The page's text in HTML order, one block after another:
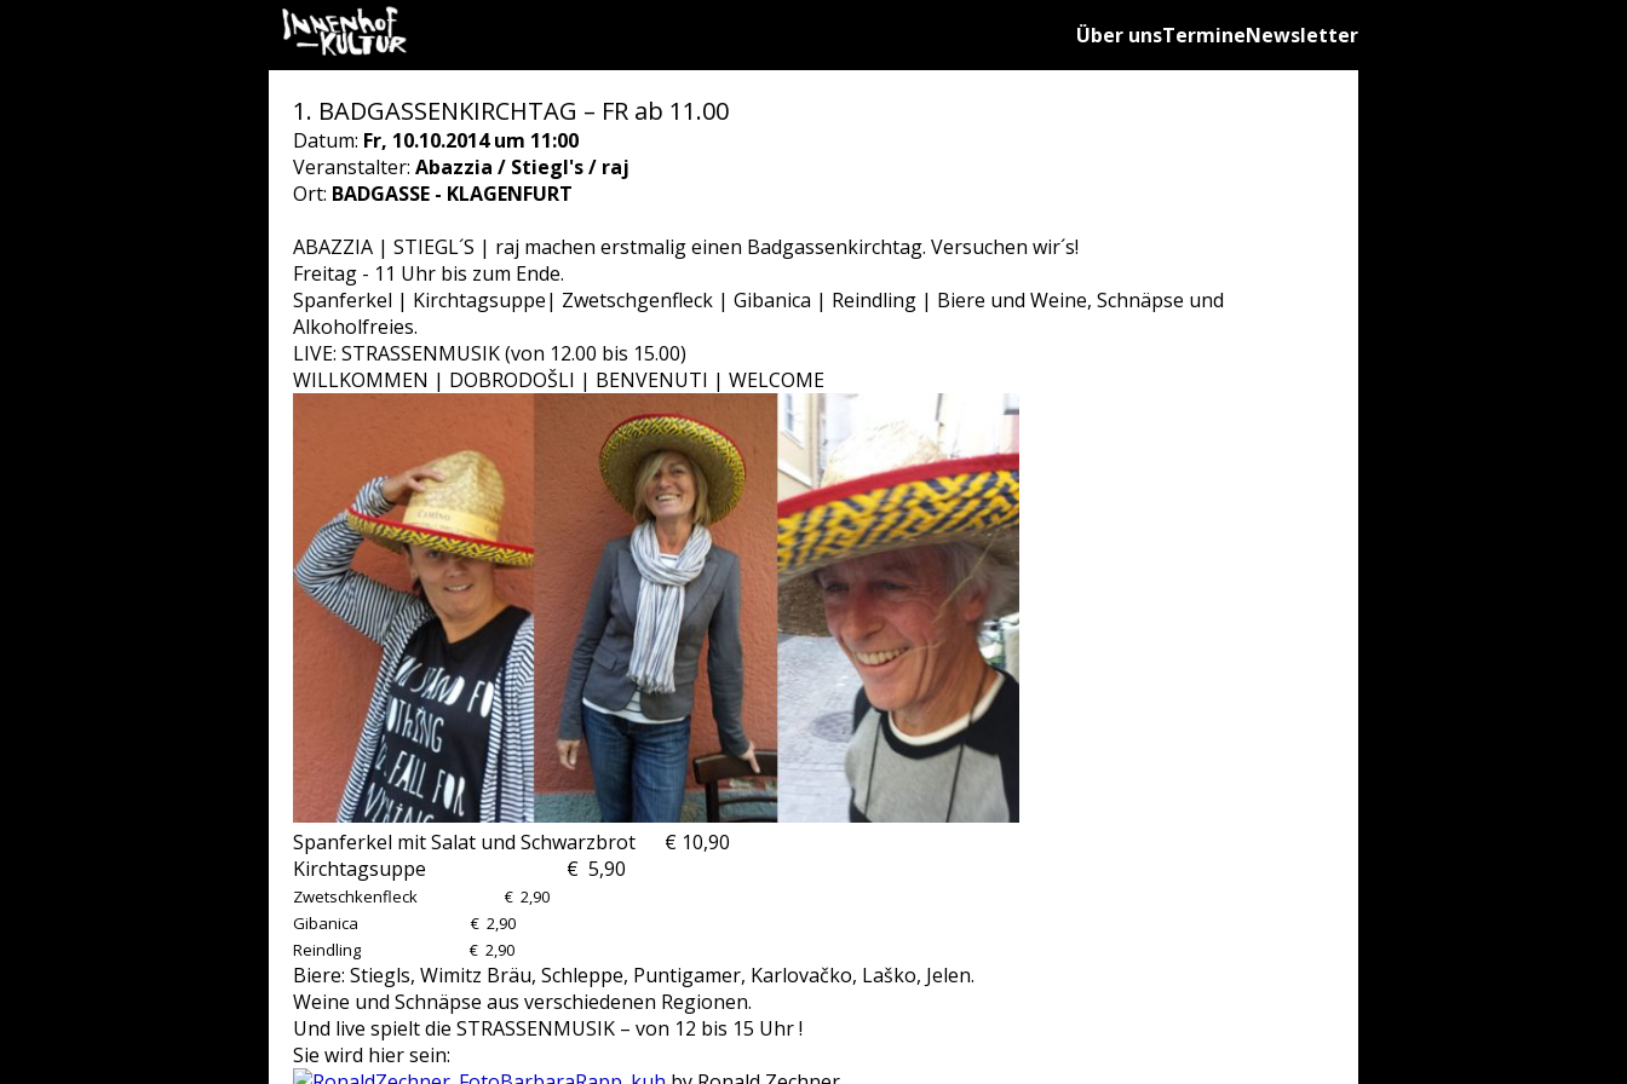
Über unsTermineNewsletter
1. BADGASSENKIRCHTAG – FR ab 11.00
Datum: Fr, 10.10.2014 um 11:00
Veranstalter: Abazzia / Stiegl's / raj
Ort: BADGASSE - KLAGENFURT
ABAZZIA | STIEGL´S | raj machen erstmalig einen Badgassenkirchtag. Versuchen wir´s!
Freitag - 11 Uhr bis zum Ende.
Spanferkel | Kirchtagsuppe| Zwetschgenfleck | Gibanica | Reindling | Biere und Weine, Schnäpse und
Alkoholfreies.
LIVE: STRASSENMUSIK (von 12.00 bis 15.00)
WILLKOMMEN | DOBRODOŠLI | BENVENUTI | WELCOME
Spanferkel mit Salat und Schwarzbrot € 10,90
Kirchtagsuppe € 5,90
Zwetschkenfleck € 2,90
Gibanica € 2,90
Reindling € 2,90
Biere: Stiegls, Wimitz Bräu, Schleppe, Puntigamer, Karlovačko, Laško, Jelen.
Weine und Schnäpse aus verschiedenen Regionen.
Und live spielt die STRASSENMUSIK – von 12 bis 15 Uhr !
Sie wird hier sein: